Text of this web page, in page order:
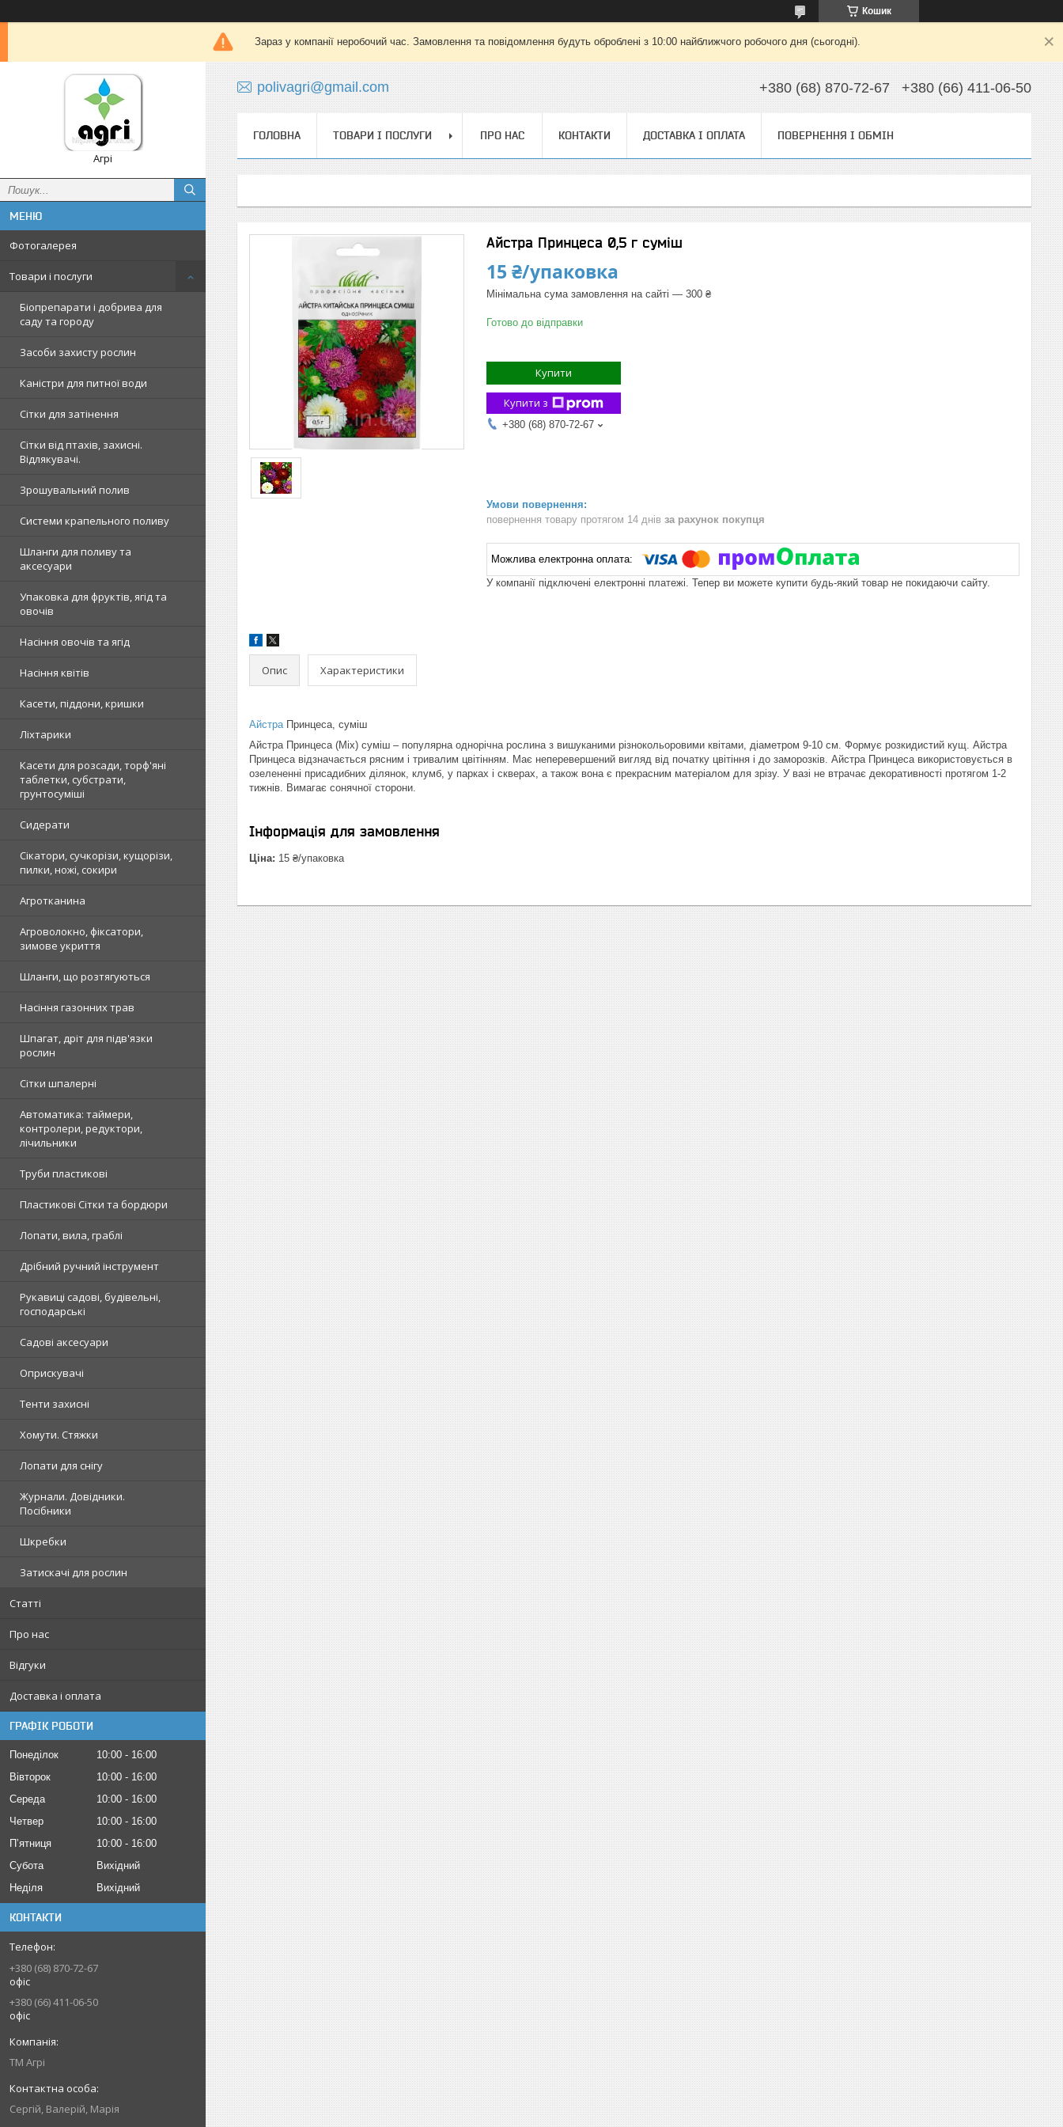
Кошик
Зараз у компанії неробочий час. Замовлення та повідомлення будуть оброблені з 10:00 найближчого робочого дня (сьогодні).
Агрі
Фотогалерея
Товари і послуги
Біопрепарати і добрива для
саду та городу
Засоби захисту рослин
Каністри для питної води
Сітки для затінення
Сітки від птахів, захисні.
Відлякувачі.
Зрошувальний полив
Системи крапельного поливу
Шланги для поливу та
аксесуари
Упаковка для фруктів, ягід та
овочів
Насіння овочів та ягід
Насіння квітів
Касети, піддони, кришки
Ліхтарики
Касети для розсади, торф'яні
таблетки, субстрати,
грунтосуміші
Сидерати
Сікатори, сучкорізи, кущорізи,
пилки, ножі, сокири
Агротканина
Агроволокно, фіксатори,
зимове укриття
Шланги, що розтягуються
Насіння газонних трав
Шпагат, дріт для підв'язки
рослин
Сітки шпалерні
Автоматика: таймери,
контролери, редуктори,
лічильники
Труби пластикові
Пластикові Сітки та бордюри
Лопати, вила, граблі
Дрібний ручний інструмент
Рукавиці садові, будівельні,
господарські
Садові аксесуари
Оприскувачі
Тенти захисні
Хомути. Стяжки
Лопати для снігу
Журнали. Довідники.
Посібники
Шкребки
Затискачі для рослин
Статті
Про нас
Відгуки
Доставка і оплата
ГРАФІК РОБОТИ
Понеділок 10:00
16:00
Вівторок
10:00
16:00
Середа
10:00
16:00
Четвер
10:00
16:00
Пʼятниця
10:00
16:00
Субота
Вихідний
Неділя
Вихідний
КОНТАКТИ
+380 (68) 870-72-67
офіс
+380 (66) 411-06-50
офіс
ТМ Агрі
Сергій, Валерій, Марія
polivagri@gmail.com +380 (68) 870-72-67 +380 (66) 411-06-50
ГОЛОВНА ТОВАРИ І ПОСЛУГИ ПРО НАС КОНТАКТИ ДОСТАВКА І ОПЛАТА ПОВЕРНЕННЯ І ОБМІН
Айстра Принцеса 0,5 г суміш
15 ₴/упаковка
Мінімальна сума замовлення на сайті — 300 ₴
Готово до відправки
Купити
Купити з
+380 (68) 870-72-67
повернення товару протягом 14 днів за рахунок покупця
У компанії підключені електронні платежі. Тепер ви можете купити будь-який товар не покидаючи сайту.
Опис Характеристики
АйстраПринцеса, суміш
Айстра Принцеса (Mix) суміш – популярна однорічна рослина з вишуканими різнокольоровими квітами, діаметром 9-10 см. Формує розкидистий кущ. Айстра
Принцеса відзначається рясним і тривалим цвітінням. Має неперевершений вигляд від початку цвітіння і до заморозків. Айстра Принцеса використовується в
озелененні присадибних ділянок, клумб, у парках і скверах, а також вона є прекрасним матеріалом для зрізу. У вазі не втрачає декоративності протягом 1-2
тижнів. Вимагає сонячної сторони.
Інформація для замовлення
Ціна: 15 ₴/упаковка